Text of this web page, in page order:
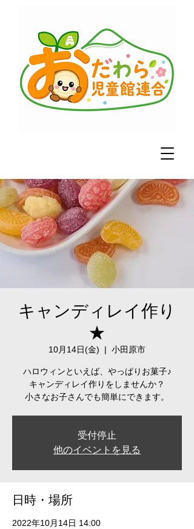
キャンディレイ作り
★
10月14日(金)
  |
小田原市
ハロウィンといえば、やっぱりお菓子♪
キャンディレイ作りをしませんか？
小さなお子さんでも簡単にできます。
受付停止
他のイベントを見る
日時・場所
2022年10月14日 14:00